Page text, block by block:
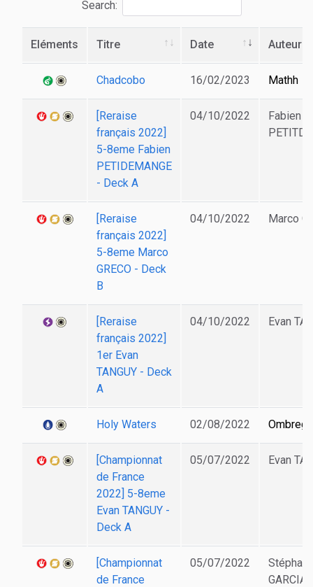
Search:
Eléments Titre Date Auteur
Chadcobo 16/02/2023 Mathh
[Reraise
français 2022]
5-8eme Fabien
PETIDEMANGE
- Deck A
04/10/2022
Fabien
[Reraise
français 2022]
5-8eme Marco
GRECO - Deck
B
04/10/2022 Marco
[Reraise
français 2022]
1er Evan
TANGUY - Deck
A
04/10/2022 Evan
Holy Waters 02/08/2022
[Championnat
de France
2022] 5-8eme
Evan TANGUY -
Deck A
05/07/2022 Evan
[Championnat
de France
05/07/2022
GARCIA